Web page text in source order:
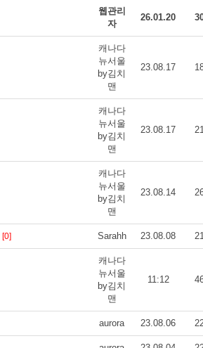
웹관리
자
26.01.20
캐나다
뉴서울
by김치
맨
23.08.17
캐나다
뉴서울
by김치
맨
23.08.17
캐나다
뉴서울
by김치
맨
23.08.14
[0] Sarahh 23.08.08
캐나다
뉴서울
by김치
맨
11:12
aurora 23.08.06